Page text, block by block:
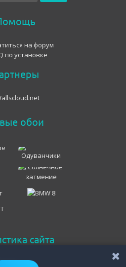
на форум
по установке
обои
сайта
всего